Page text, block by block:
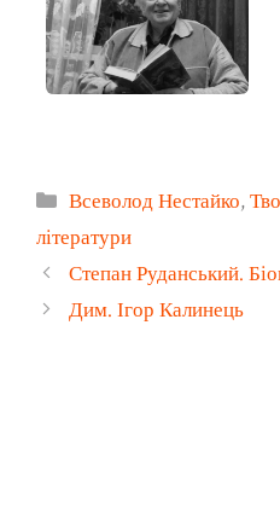
Категорії
Всеволод Нестайко,
літератури
Степан Руданський.
Дим. Ігор Калинець